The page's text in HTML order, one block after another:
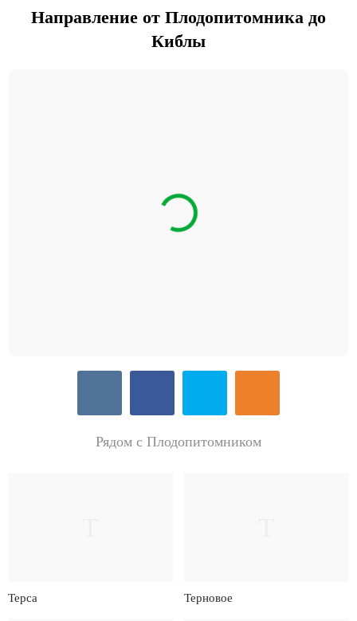
Направление от Плодопитомника до
Киблы
Рядом с Плодопитомником
Терса Терновое